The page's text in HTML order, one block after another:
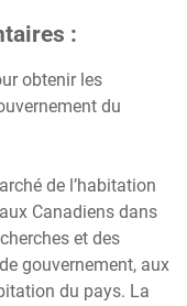
:
obtenir les
du
de l’habitation
Canadiens dans
et des
gouvernement, aux
du pays. La